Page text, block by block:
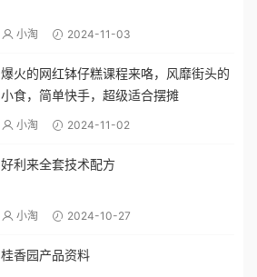
小淘 2024-11-03
爆火的网红钵仔糕课程来咯，风靡街头的
小食，简单快手，超级适合摆摊
小淘 2024-11-02
好利来全套技术配方
小淘 2024-10-27
桂香园产品资料